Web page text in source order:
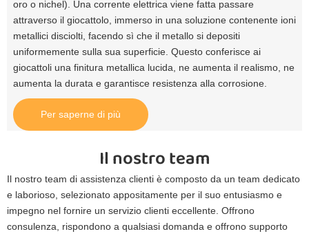
oro o nichel). Una corrente elettrica viene fatta passare
attraverso il giocattolo, immerso in una soluzione contenente ioni
metallici disciolti, facendo sì che il metallo si depositi
uniformemente sulla sua superficie. Questo conferisce ai
giocattoli una finitura metallica lucida, ne aumenta il realismo, ne
aumenta la durata e garantisce resistenza alla corrosione.
Per saperne di più
Il nostro team
Il nostro team di assistenza clienti è composto da un team dedicato
e laborioso, selezionato appositamente per il suo entusiasmo e
impegno nel fornire un servizio clienti eccellente. Offrono
consulenza, rispondono a qualsiasi domanda e offrono supporto